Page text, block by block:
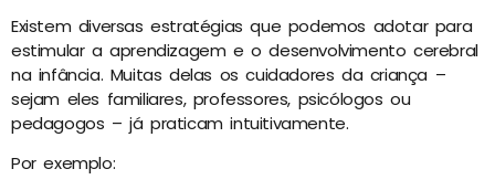
Existem diversas estratégias que podemos adotar para
estimular a aprendizagem e o desenvolvimento cerebral
na infância. Muitas delas os cuidadores da criança –
sejam eles familiares, professores, psicólogos ou
pedagogos – já praticam intuitivamente.
Por exemplo: